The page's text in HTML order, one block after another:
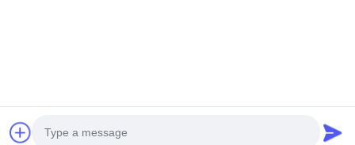
Copyright © 2025-2026 Guangzhou Shicheng Technology Co.,
Ltd. . Alle rechten voorbehoudena.